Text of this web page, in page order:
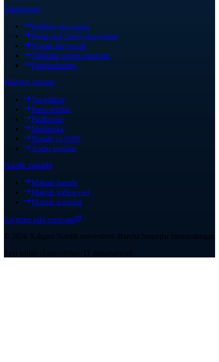
Talabalarga
Imtihon jarayonlari
Work and Travel jarayonlari
Nordik life jurnali
Talabalar uchun manbalar
Fotojamlanma
Matbuot xizmati
Yangiliklar
Press relizlar
Podkastlar
Mediateka
Nordik va OAV
Audio kitoblar
Nordik maktabi
Maktab haqida
Maktab gallereyasi
Maktab kontakti
Saytning eski versiyasi
© 2026 Xalqaro Nordik universiteti. Barcha huquqlar himoyalangan
Sayt ishlab chiquvchilari: IT departamenti